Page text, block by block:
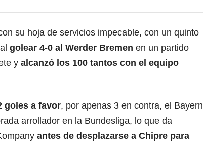
su hoja de servicios impecable, con un quinto
golear 4-0 al Werder Bremen en un partido
y alcanzó los 100 tantos con el equipo
goles a favor, por apenas 3 en contra, el Bayern
arrollador en la Bundesliga, lo que da
antes de desplazarse a Chipre para